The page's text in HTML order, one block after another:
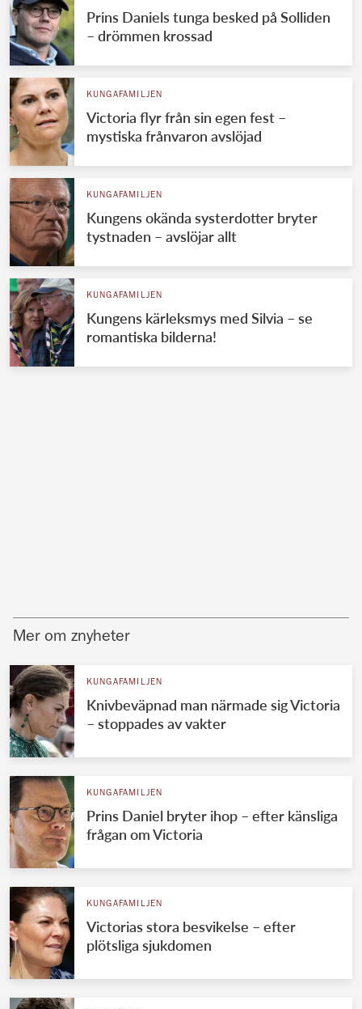
Prins Daniels tunga besked på Solliden
– drömmen krossad
KUNGAFAMILJEN
Victoria flyr från sin egen fest –
mystiska frånvaron avslöjad
KUNGAFAMILJEN
Kungens okända systerdotter bryter
tystnaden – avslöjar allt
KUNGAFAMILJEN
Kungens kärleksmys med Silvia – se
romantiska bilderna!
Mer om znyheter
KUNGAFAMILJEN
Knivbeväpnad man närmade sig Victoria
– stoppades av vakter
KUNGAFAMILJEN
Prins Daniel bryter ihop – efter känsliga
frågan om Victoria
KUNGAFAMILJEN
Victorias stora besvikelse – efter
plötsliga sjukdomen